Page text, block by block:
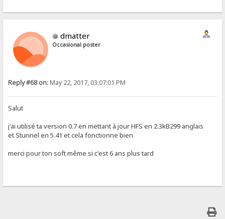
dmatter
Occasional poster
Reply #68 on:May 22, 2017, 03:07:01 PM
Salut
j'ai utilisé ta version 0.7 en mettant à jour HFS en 2.3kB299 anglais
et Stunnel en 5.41 et cela fonctionne bien
merci pour ton soft même si c'est 6 ans plus tard